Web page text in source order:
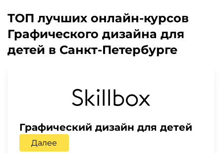
ТОП лучших онлайн-курсов
Графического дизайна для
детей в Санкт-Петербурге
Графический дизайн для детей
Далее